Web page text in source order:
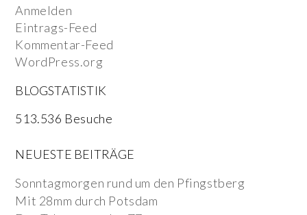
Anmelden
Eintrags-Feed
Kommentar-Feed
WordPress.org
BLOGSTATISTIK
513.536 Besuche
NEUESTE BEITRÄGE
Sonntagmorgen rund um den Pfingstberg
Mit 28mm durch Potsdam